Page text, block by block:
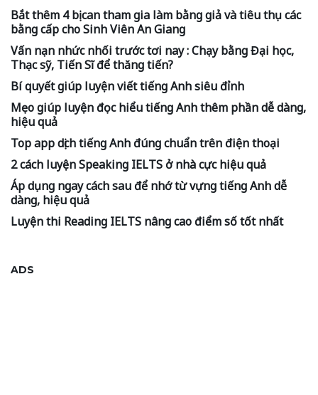
Bắt thêm 4 bị can tham gia làm bằng giả và tiêu thụ các
bằng cấp cho Sinh Viên An Giang
Vấn nạn nhức nhối trước tơi nay : Chạy bằng Đại học,
Thạc sỹ, Tiến Sĩ để thăng tiến?
Bí quyết giúp luyện viết tiếng Anh siêu đỉnh
Mẹo giúp luyện đọc hiểu tiếng Anh thêm phần dễ dàng,
hiệu quả
Top app dịch tiếng Anh đúng chuẩn trên điện thoại
2 cách luyện Speaking IELTS ở nhà cực hiệu quả
Áp dụng ngay cách sau để nhớ từ vựng tiếng Anh dễ
dàng, hiệu quả
Luyện thi Reading IELTS nâng cao điểm số tốt nhất
ADS